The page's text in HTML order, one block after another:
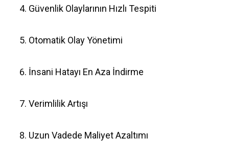
Güvenlik Olaylarının Hızlı Tespiti
Otomatik Olay Yönetimi
İnsani Hatayı En Aza İndirme
Verimlilik Artışı
Uzun Vadede Maliyet Azaltımı